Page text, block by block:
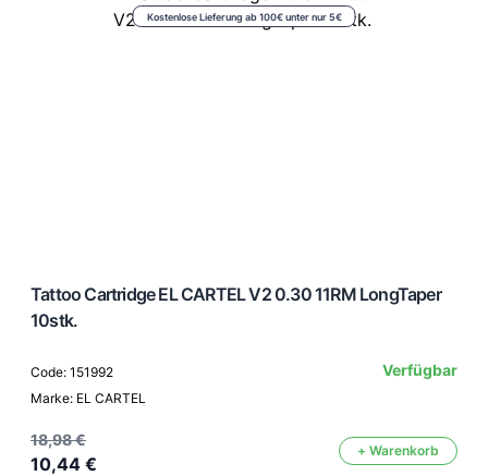
Kostenlose Lieferung ab 100€ unter nur 5€
Tattoo Cartridge EL CARTEL V2 0.30 11RM LongTaper
10stk.
Code: 151992
Marke: EL CARTEL
Verfügbar
18,98 €
10,44 €
+ Warenkorb